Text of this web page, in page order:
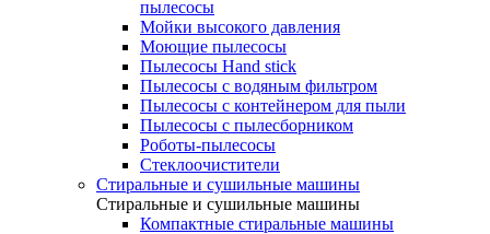
пылесосы
Мойки высокого давления
Моющие пылесосы
Пылесосы Hand stick
Пылесосы с водяным фильтром
Пылесосы с контейнером для пыли
Пылесосы с пылесборником
Роботы-пылесосы
Стеклоочистители
Стиральные и сушильные машины
Стиральные и сушильные машины
Компактные стиральные машины